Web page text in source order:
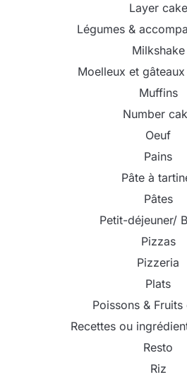
Layer cake
Légumes &
Milkshake
Moelleux et
Muffins
Number
Oeuf
Pains
Pâte à
Pâtes
Petit-déjeuner/
Pizzas
Pizzeria
Plats
Poissons &
Recettes ou
Resto
Riz